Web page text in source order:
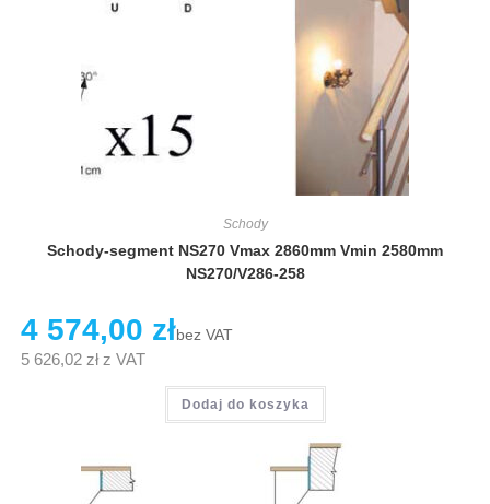
Schody
Schody-segment NS270 Vmax 2860mm Vmin 2580mm
NS270/V286-258
4 574,00 złbez VAT
5 626,02 złz VAT
Dodaj do koszyka